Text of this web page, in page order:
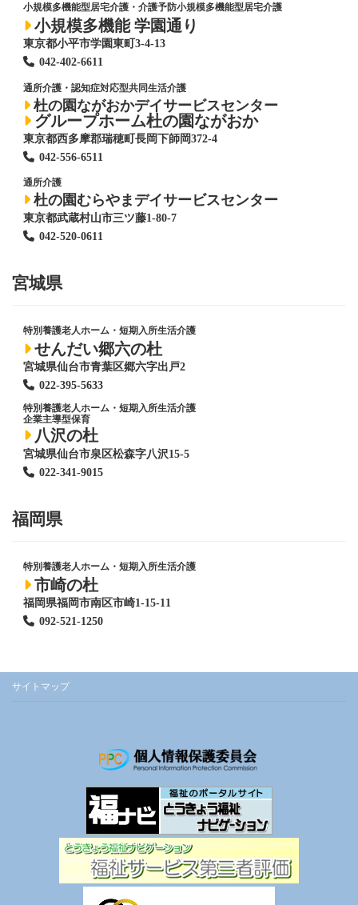
小規模多機能型居宅介護・介護予防小規模多機能型居宅介護
小規模多機能 学園通り
東京都小平市学園東町3-4-13
042-402-6611
通所介護・認知症対応型共同生活介護
杜の園ながおかデイサービスセンター
グループホーム杜の園ながおか
東京都西多摩郡瑞穂町長岡下師岡372-4
042-556-6511
通所介護
杜の園むらやまデイサービスセンター
東京都武蔵村山市三ツ藤1-80-7
042-520-0611
宮城県
特別養護老人ホーム ・短期入所生活介護
せんだい郷六の杜
宮城県仙台市青葉区郷六字出戸2
022-395-5633
特別養護老人ホーム ・短期入所生活介護
企業主導型保育
八沢の杜
宮城県仙台市泉区松森字八沢15-5
022-341-9015
福岡県
特別養護老人ホーム ・短期入所生活介護
市崎の杜
福岡県福岡市南区市崎1-15-11
092-521-1250
サイトマップ